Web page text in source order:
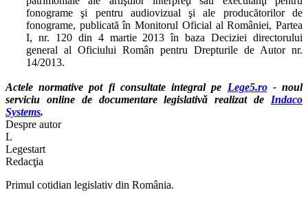
fonograme şi pentru audiovizual şi ale producătorilor de
fonograme, publicată în Monitorul Oficial al României, Partea
I, nr. 120 din 4 martie 2013 în baza Deciziei directorului
general al Oficiului Român pentru Drepturile de Autor nr.
14/2013.
Actele normative pot fi consultate integral pe Lege5.ro- noul
serviciu online de documentare legislativă realizat de Indaco
Systems.
Despre autor
L
Legestart
Redacţia
Primul cotidian legislativ din România.